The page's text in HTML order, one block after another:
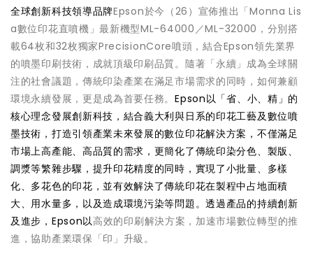
全球創新科技領導品牌Epson於今（26）宣佈推出「Monna Lis
a數位印花直噴機」最新機型ML-64000／ML-32000，分別搭
載64枚和32枚獨家PrecisionCore噴頭，結合Epson領先業界
的噴墨印刷技術，成就頂級印刷品質。隨著「永續」成為全球關
注的社會議題，傳統印染產業在滿足市場需求的同時，如何兼顧
環境永續發展，更是成為首要任務。Epson以「省、小、精」的
核心理念發展創新科技，結合義大利與日系的印花工藝及數位噴
墨技術，打造引領產業未來發展的數位印花解決方案，不僅滿足
市場上高產能、高品質的需求，更簡化了傳統印染分色、製版、
調漿等繁雜步驟，提升印花精度的同時，實現了小批量、多樣
化、多花色的印花，並有效解決了傳統印花在製程中占地面積
大、用水量多，以及造成環境污染等問題。透過產品的持續創新
及進步，Epson以高效的印刷解決方案，加速市場數位轉型的推
進，協助產業環保「印」升級。